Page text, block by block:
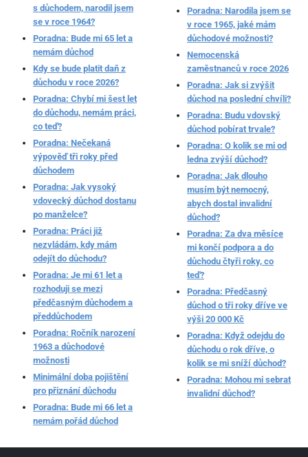
s důchodem, narodil jsem
se v roce 1964?
Poradna: Bude mi 65 let a
nemám důchod
Kdy se bude platit daň z
důchodu v roce 2026?
Poradna: Chybí mi šest let
do důchodu, nemám práci,
co teď?
Poradna: Nečekaná
výpověď tři roky před
důchodem
Poradna: Jak vysoký
vdovecký důchod dostanu
po manželce?
Poradna: Práci již
nezvládám, kdy mám
odejít do důchodu?
Poradna: Je mi 61 let a
rozhoduji se mezi
předčasným důchodem a
předdůchodem
Poradna: Ročník narození
1963 a důchodové
možnosti
Minimální doba pojištění
pro přiznání důchodu
Poradna: Bude mi 66 let a
nemám pořád důchod
Poradna: Narodila jsem se
v roce 1965, jaké mám
důchodové možnosti?
Nemocenská
zaměstnanců v roce 2026
Poradna: Jak si zvýšit
důchod na poslední chvíli?
Poradna: Budu vdovský
důchod pobírat trvale?
Poradna: O kolik se mi od
ledna zvýší důchod?
Poradna: Jak dlouho
musím být nemocný,
abych dostal invalidní
důchod?
Poradna: Za dva měsíce
mi končí podpora a do
důchodu čtyři roky, co
teď?
Poradna: Předčasný
důchod o tři roky dříve ve
výši 20 000 Kč
Poradna: Když odejdu do
důchodu o rok dříve, o
kolik se mi sníží důchod?
Poradna: Mohou mi sebrat
invalidní důchod?